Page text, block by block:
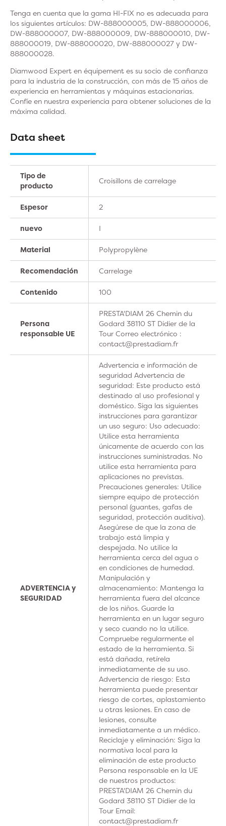
Tenga en cuenta que la gama HI-FIX no es adecuada para
los siguientes artículos: DW-888000005, DW-888000006,
DW-888000007, DW-888000009, DW-888000010, DW-
888000019, DW-888000020, DW-888000027 y DW-
888000028.
Diamwood Expert en équipement es su socio de confianza
para la industria de la construcción, con más de 15 años de
experiencia en herramientas y máquinas estacionarias.
Confíe en nuestra experiencia para obtener soluciones de la
máxima calidad.
Data sheet
Tipo de
producto
Croisillons de carrelage
Espesor 2
nuevo I
Material Polypropylène
Recomendación Carrelage
Contenido 100
Persona
responsable UE
PRESTA'DIAM 26 Chemin du
Godard 38110 ST Didier de la
Tour Correo electrónico :
contact@prestadiam.fr
ADVERTENCIA y
SEGURIDAD
Advertencia e información de
seguridad Advertencia de
seguridad: Este producto está
destinado al uso profesional y
doméstico. Siga las siguientes
instrucciones para garantizar
un uso seguro: Uso adecuado:
Utilice esta herramienta
únicamente de acuerdo con las
instrucciones suministradas. No
utilice esta herramienta para
aplicaciones no previstas.
Precauciones generales: Utilice
siempre equipo de protección
personal (guantes, gafas de
seguridad, protección auditiva).
Asegúrese de que la zona de
trabajo está limpia y
despejada. No utilice la
herramienta cerca del agua o
en condiciones de humedad.
Manipulación y
almacenamiento: Mantenga la
herramienta fuera del alcance
de los niños. Guarde la
herramienta en un lugar seguro
y seco cuando no la utilice.
Compruebe regularmente el
estado de la herramienta. Si
está dañada, retírela
inmediatamente de su uso.
Advertencia de riesgo: Esta
herramienta puede presentar
riesgo de cortes, aplastamiento
u otras lesiones. En caso de
lesiones, consulte
inmediatamente a un médico.
Reciclaje y eliminación: Siga la
normativa local para la
eliminación de este producto
Persona responsable en la UE
de nuestros productos:
PRESTA'DIAM 26 Chemin du
Godard 38110 ST Didier de la
Tour Email:
contact@prestadiam.fr